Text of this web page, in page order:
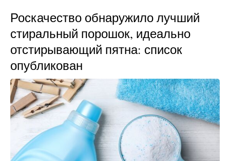
Роскачество обнаружило лучший
стиральный порошок, идеально
отстирывающий пятна: список
опубликован